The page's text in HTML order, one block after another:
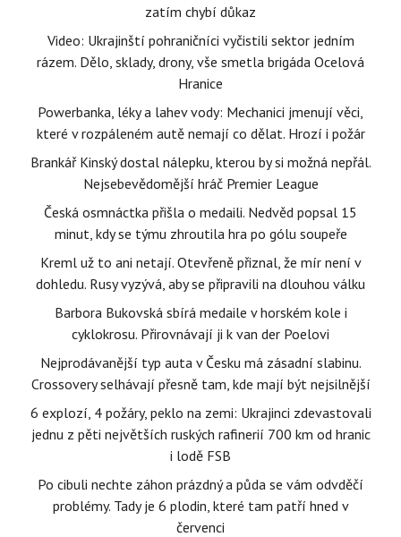
zatím chybí důkaz
Video: Ukrajinští pohraničníci vyčistili sektor jedním
rázem. Dělo, sklady, drony, vše smetla brigáda Ocelová
Hranice
Powerbanka, léky a lahev vody: Mechanici jmenují věci,
které v rozpáleném autě nemají co dělat. Hrozí i požár
Brankář Kinský dostal nálepku, kterou by si možná nepřál.
Nejsebevědomější hráč Premier League
Česká osmnáctka přišla o medaili. Nedvěd popsal 15
minut, kdy se týmu zhroutila hra po gólu soupeře
Kreml už to ani netají. Otevřeně přiznal, že mír není v
dohledu. Rusy vyzývá, aby se připravili na dlouhou válku
Barbora Bukovská sbírá medaile v horském kole i
cyklokrosu. Přirovnávají ji k van der Poelovi
Nejprodávanější typ auta v Česku má zásadní slabinu.
Crossovery selhávají přesně tam, kde mají být nejsilnější
6 explozí, 4 požáry, peklo na zemi: Ukrajinci zdevastovali
jednu z pěti největších ruských rafinerií 700 km od hranic
i lodě FSB
Po cibuli nechte záhon prázdný a půda se vám odvděčí
problémy. Tady je 6 plodin, které tam patří hned v
červenci